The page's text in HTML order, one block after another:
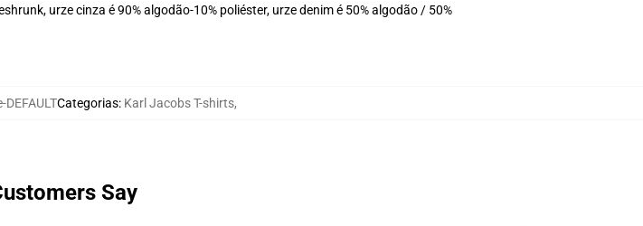
urze cinza é 90% algodão-10% poliéster, urze denim é 50% algodão / 50%
Categorias: Karl Jacobs T-shirts,
Say